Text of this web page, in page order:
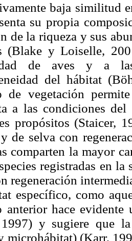
baja similitud
su propia
de la riqueza y sus
(Blake y Loiselle,
de aves y a
del hábitat
de vegetación
a las condiciones
propósitos (Staicer,
de selva con
comparten la mayor
registradas en
regeneración
específico, como
anterior hace evidente
y sugiere que
microhábitat) (Karr,